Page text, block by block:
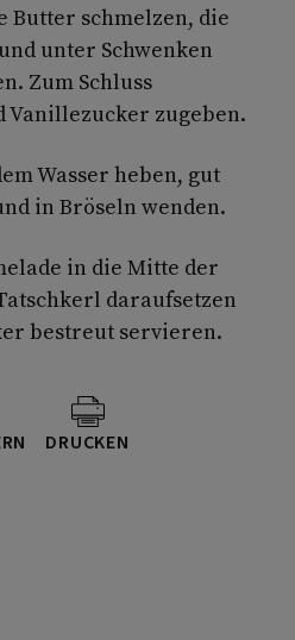
Butter schmelzen, die
unter Schwenken
Zum Schluss
zugeben.
Wasser heben, gut
in Bröseln wenden.
in die Mitte der
daraufsetzen
bestreut servieren.
DRUCKEN